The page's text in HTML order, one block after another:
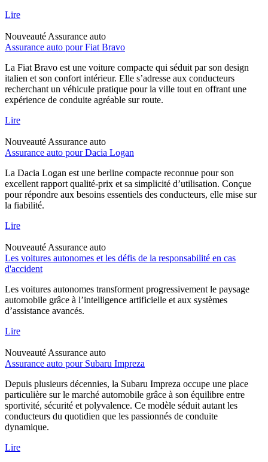
Lire
Nouveauté Assurance auto
Assurance auto pour Fiat Bravo
La Fiat Bravo est une voiture compacte qui séduit par son design
italien et son confort intérieur. Elle s’adresse aux conducteurs
recherchant un véhicule pratique pour la ville tout en offrant une
expérience de conduite agréable sur route.
Lire
Nouveauté Assurance auto
Assurance auto pour Dacia Logan
La Dacia Logan est une berline compacte reconnue pour son
excellent rapport qualité-prix et sa simplicité d’utilisation. Conçue
pour répondre aux besoins essentiels des conducteurs, elle mise sur
la fiabilité.
Lire
Nouveauté Assurance auto
Les voitures autonomes et les défis de la responsabilité en cas
d'accident
Les voitures autonomes transforment progressivement le paysage
automobile grâce à l’intelligence artificielle et aux systèmes
d’assistance avancés.
Lire
Nouveauté Assurance auto
Assurance auto pour Subaru Impreza
Depuis plusieurs décennies, la Subaru Impreza occupe une place
particulière sur le marché automobile grâce à son équilibre entre
sportivité, sécurité et polyvalence. Ce modèle séduit autant les
conducteurs du quotidien que les passionnés de conduite
dynamique.
Lire